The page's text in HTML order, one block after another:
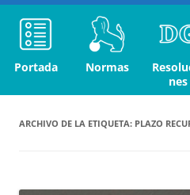
Portada Normas
nes
ARCHIVO DE LA ETIQUETA: PLAZO